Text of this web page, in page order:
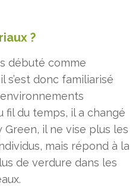
?
débuté comme
s’est donc familiarisé
fil du temps, il a changé
il ne vise plus les
mais répond à la
de verdure dans les